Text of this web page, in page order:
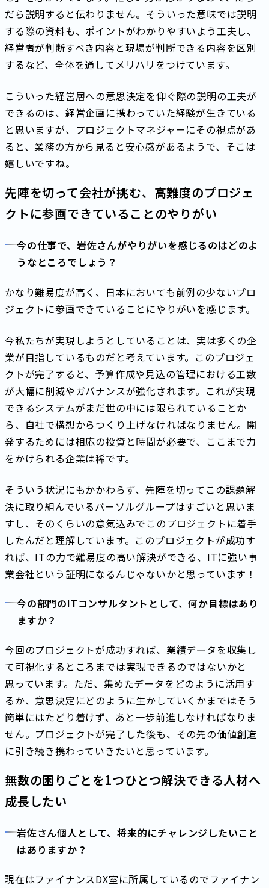
だら説明すると伝わりません。そういった意味では説明
する際の資料も、ポイントがわかりやすいよう工夫し、
経営者が判断すべき内容と現場が判断できる内容を区別
するなど、全体を通してメリハリをつけています。
こういった経営層への意思決定を仰ぐ際の説明の工夫が
できるのは、経営企画に携わっていた経験が生きている
と思いますが、プロジェクトマネジャーにその視点があ
ると、業務の方から見ると安心感があるようで、そこは
嬉しいですね。
先陣を切って会社が挑む、高難度のプロジェ
クトに参画できていることのやりがい
今の仕事で、岩佐さんがやりがいを感じるのはどのよ
うなところでしょう？
かなり難易度が高く、日本においても前例の少ないプロ
ジェクトに参画できていることにやりがいを感じます。
今私たちが実現しようとしていることは、実は多くの企
業が目指しているものだと考えています。このプロジェ
クトが完了すると、予算作成や見込の管理における工数
が大幅に削減やガバナンスが強化されます。これが実現
できるシステムがまだ世の中には限られていることか
ら、自社で構想からつくり上げなければなりません。開
発するためには相応の投資と時間が必要で、ここまで力
をかけられる企業は稀です。
そういう状況にもかかわらず、先陣を切ってこの課題解
決に取り組んでいるパーソルグループはすごいと思いま
すし、そのくらいの意気込みでこのプロジェクトに着手
したんだと理解しています。このプロジェクトが成功す
れば、ITの力で難易度の高い解決ができる、ITに強い事
業会社という証明になるんじゃないかと思っています！
今の部門のITコンサルタントとして、何か目標はあり
ますか？
今回のプロジェクトが成功すれば、業績データを収集し
て可視化するところまでは実現できるのではないかと
思っています。ただ、集めたデータをどのように活用す
るか、意思決定にどのように生かしていくかまではそう
簡単にはたどり着けず、あと一歩前進しなければなりま
せん。プロジェクトが完了した後も、その先の価値創造
に引き続き携わっていきたいと思っています。
無数の困りごとを1つひとつ解決できる人材へ
成長したい
岩佐さん個人として、将来的にチャレンジしたいこと
はありますか？
現在はファイナンスDX室に所属しているのでファイナン